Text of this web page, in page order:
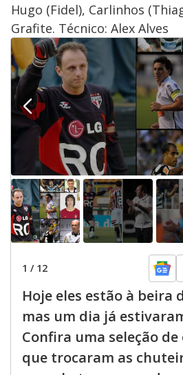
Hugo (Fidel), Carlinhos
Grafite. Técnico: Alex Alves
1 / 12
Hoje eles estão à beira
mas um dia já
Confira uma seleção
que trocaram as